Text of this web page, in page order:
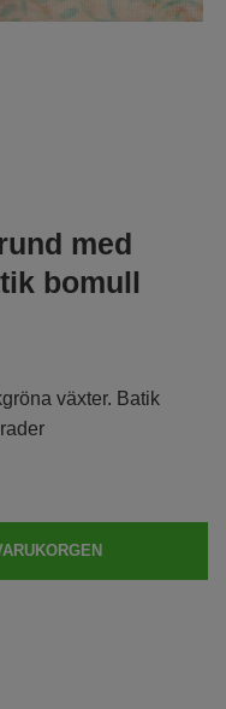
med
bomull
växter. Batik